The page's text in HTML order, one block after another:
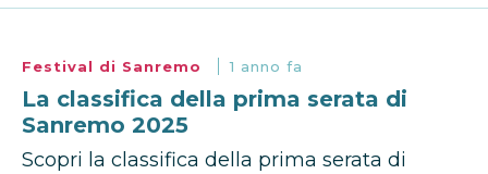
Festival di Sanremo 1 anno fa
La classifica della prima serata di
Sanremo 2025
Scopri la classifica della prima serata di